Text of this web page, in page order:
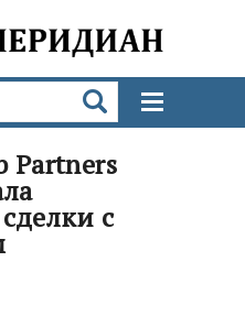
Partners
с